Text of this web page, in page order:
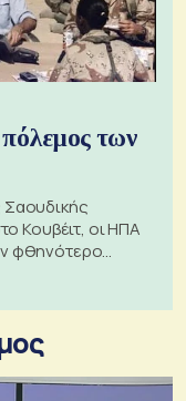
των
Σαουδικής
Κουβέιτ, οι ΗΠΑ
φθηνότερο